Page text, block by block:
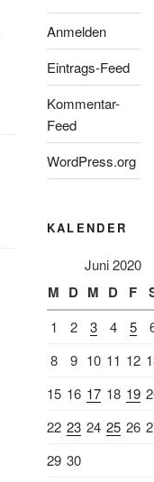
Anmelden
Eintrags-Feed
Kommentar-
Feed
WordPress.org
KALENDER
Juni 2020
M D M D F
1 2 3 4 5
8
9 10 11 12
15 16 17 18 19
22 23 24 25 26
29 30